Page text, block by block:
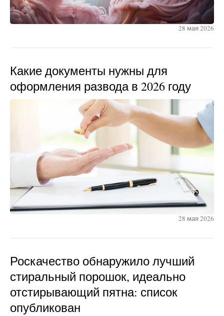
28 мая 2026
Какие документы нужны для
оформления развода в 2026 году
28 мая 2026
Роскачество обнаружило лучший
стиральный порошок, идеально
отстирывающий пятна: список
опубликован